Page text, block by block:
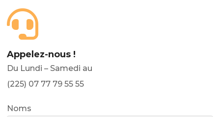
Appelez-nous !
Du Lundi – Samedi au
(225) 07 77 79 55 55
Noms